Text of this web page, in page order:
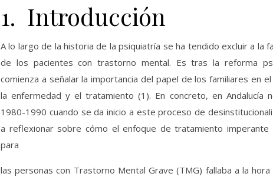
1. Introducción
A lo largo de la historia de la psiquiatría se ha tendido excluir a la
de los pacientes con trastorno mental. Es tras la reforma
comienza a señalar la importancia del papel de los familiares en
la enfermedad y el tratamiento (1). En concreto, en Andalucía
1980-1990 cuando se da inicio a este proceso de
a reflexionar sobre cómo el enfoque de tratamiento imperante
para
las personas con Trastorno Mental Grave (TMG) fallaba a la